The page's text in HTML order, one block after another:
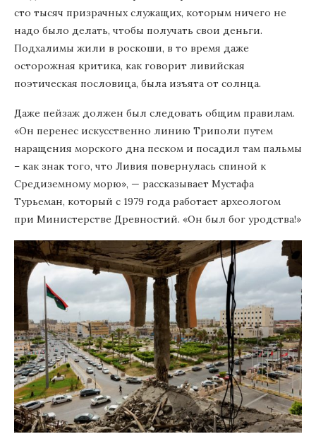
сто тысяч призрачных служащих, которым ничего не
надо было делать, чтобы получать свои деньги.
Подхалимы жили в роскоши, в то время даже
осторожная критика, как говорит ливийская
поэтическая пословица, была изъята от солнца.
Даже пейзаж должен был следовать общим правилам.
«Он перенес искусственно линию Триполи путем
наращения морского дна песком и посадил там пальмы
– как знак того, что Ливия повернулась спиной к
Средиземному морю», — рассказывает Мустафа
Турьеман, который с 1979 года работает археологом
при Министерстве Древностий. «Он был бог уродства!»